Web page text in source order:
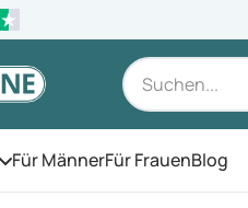
Öffnen Sie das Menü
Für MännerFür FrauenBlog